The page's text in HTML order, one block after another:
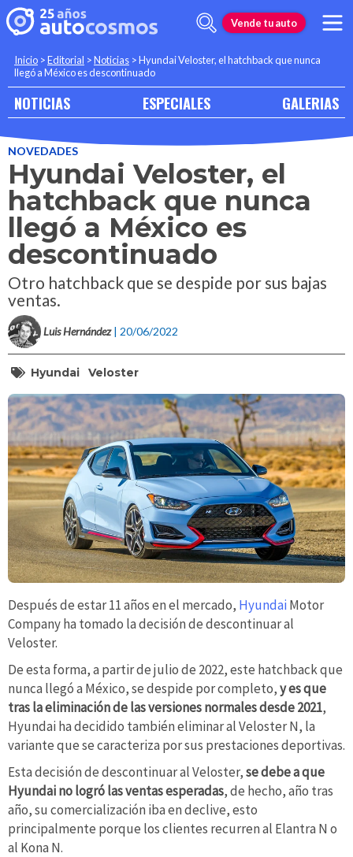
Vende tu auto
Inicio >Editorial >Noticias >Hyundai Veloster, el hatchback que nunca
llegó a México es descontinuado
NOTICIAS ESPECIALES GALERIAS
NOVEDADES
Hyundai Veloster, el
hatchback que nunca
llegó a México es
descontinuado
Otro hatchback que se despide por sus bajas
ventas.
Luis Hernández | 20/06/2022
Hyundai Veloster
Después de estar 11 años en el mercado, HyundaiMotor
Company ha tomado la decisión de descontinuar al
Veloster.
De esta forma, a partir de julio de 2022, este hatchback que
nunca llegó a México, se despide por completo,y es que
tras la eliminación de las versiones normales desde 2021,
Hyundai ha decidido también eliminar al Veloster N, la
variante que se caracteriza por sus prestaciones deportivas.
Esta decisión de descontinuar al Veloster,se debe a que
Hyundai no logró las ventas esperadas, de hecho, año tras
año, su comercialización iba en declive, esto
principalmente porque los clientes recurren al Elantra N o
al Kona N.